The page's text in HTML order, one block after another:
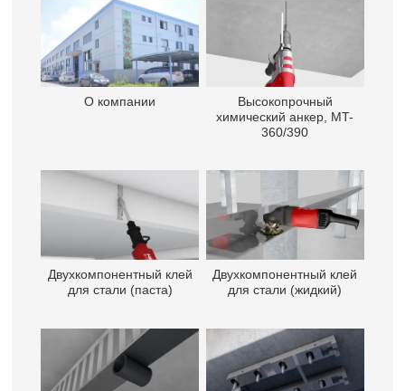
О компании
Высокопрочный
химический анкер, MT-
360/390
Двухкомпонентный клей
для стали (паста)
Двухкомпонентный клей
для стали (жидкий)